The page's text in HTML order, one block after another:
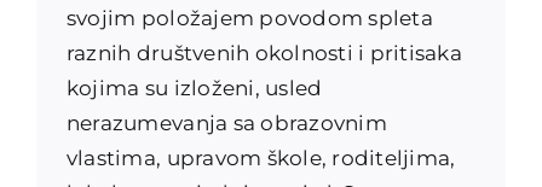
svojim položajem povodom spleta
raznih društvenih okolnosti i pritisaka
kojima su izloženi, usled
nerazumevanja sa obrazovnim
vlastima, upravom škole, roditeljima,